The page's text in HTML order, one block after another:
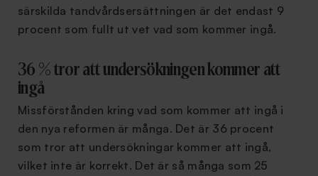
särskilda tandvårdsersättningen är det endast 9
procent som fullt ut vet vad som kommer ingå.
36 % tror att undersökningen kommer att
ingå
Missförstånden kring vad som kommer att ingå i
den nya reformen är många. Det är 36 procent
som tror att undersökningar kommer att ingå,
vilket inte är korrekt. Det är så många som 25